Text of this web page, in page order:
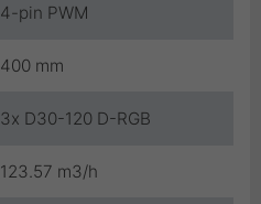
4-pin PWM
400 mm
3x D30-120 D-RGB
123.57 m3/h